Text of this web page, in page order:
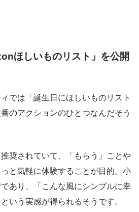
ほしいものリスト」を公開
では「誕生日にほしいものリスト
のアクションのひとつなんだそう
奨されていて、「もらう」ことや
っと気軽に体験することが目的。小
あり、「こんな風にシンプルに幸
いう実感が得られるそうです。